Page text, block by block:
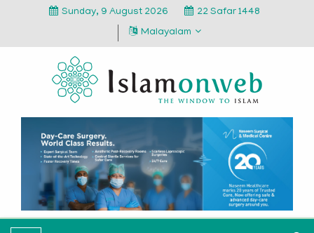
Sunday, 9 August 2026
22 Safar 1448
Malayalam